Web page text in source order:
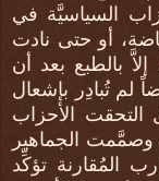
السياسيَّة في
أو حتى نادت
بالطبع بعد أن
لم تُبادِر بإشعال
التحقت الأحزاب
وصمَّمت الجماهير
المُقارنة تؤكِّد